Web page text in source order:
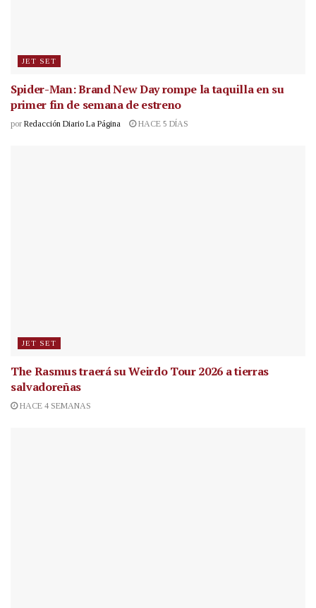
JET SET
Spider-Man: Brand New Day rompe la taquilla en su
primer fin de semana de estreno
por Redacción Diario La Página HACE 5 DÍAS
JET SET
The Rasmus traerá su Weirdo Tour 2026 a tierras
salvadoreñas
HACE 4 SEMANAS